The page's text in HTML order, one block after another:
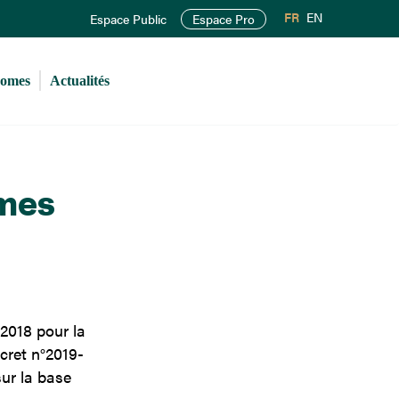
Espace Public Espace Pro FR EN
Actualités
pour la
n°2019-
la base